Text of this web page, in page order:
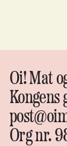
Oi! Mat
Kongens
Org nr.